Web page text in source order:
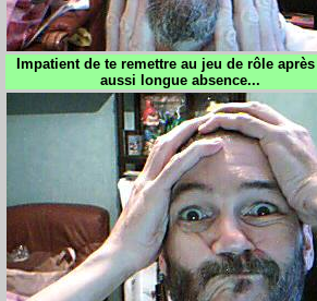
Impatient de te remettre au jeu de rôle
aussi longue absence...